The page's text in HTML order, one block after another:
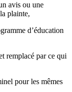
avis ou une
plainte,
d’éducation
remplacé par ce qui
pour les mêmes